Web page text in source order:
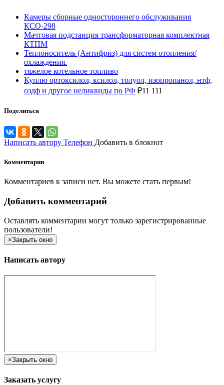
Камеры сборные одностороннего обслуживания
КСО-298
Мачтовая подстанция трансформаторная комплектная
КТПМ
Теплоноситель (Антифриз) для систем отопления/
охлаждения.
тяжелое котельное топливо
Куплю ортоксилол, ксилол, толуол, изопропанол, нтф,
оэдф и другое неликвиды по РФ ₽11 111
Поделиться
Написать автору Телефон Добавить в блокнот
Комментарии
Комментариев к записи нет. Вы можете стать первым!
Добавить комментарий
Оставлять комментарии могут только зарегистрированные
пользователи!
×Закрыть окно
Написать автору
×Закрыть окно
Заказать услугу